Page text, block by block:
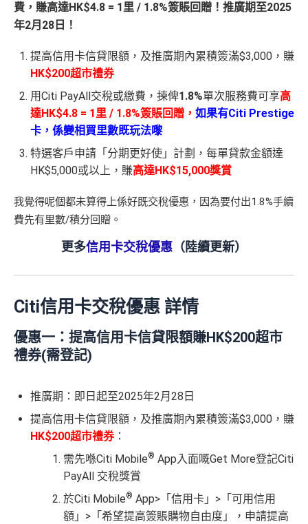
費，賺高達HK$4.8 = 1里 / 1.8%簽賬回贈！推廣期至2025
年2月28日！
提高信用卡信貸限額，及推廣期內累積簽滿$3,000，賺
HK$200超市禮券
用Citi PayAll交稅或繳費，揀俾1.8%單次服務費可享高
達HK$4.8 = 1里 / 1.8%簽賬回贈， 如果有Citi Prestige
卡，係變相買里數既玩法嚟
特選客戶申請「分期更好使」計劃，每單貸款金額達
HK$5,000或以上，賺高達HK$15,000獎賞
我覺得呢個都未算得上係好既交稅優惠，因為要付出1.8%手續
費先有里數/積分回贈。
更多信用卡交稅優惠 （陸續更新）
Citi信用卡交稅優惠 詳情
優惠一： 提高信用卡信貸限額賺HK$200超市
禮券(需登記)
推廣期：即日起至2025年2月28日
提高信用卡信貸限額，及推廣期內累積簽滿$3,000，賺
HK$200超市禮券：
需先喺Citi Mobile® App入面嘅Get More登記Citi
PayAll 交稅獎賞
於Citi Mobile® App>「信用卡」>「可用信用
額」>「希望提高簽賬購物自由度」，申請提高